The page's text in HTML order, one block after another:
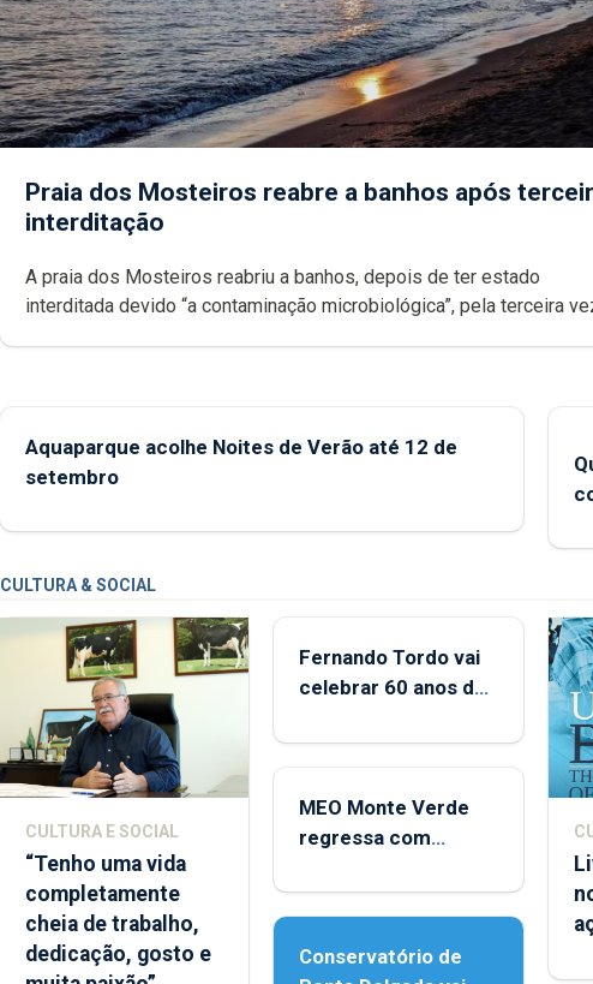
Praia dos Mosteiros reabre a banhos após
interditação
A praia dos Mosteiros reabriu a banhos, depois de ter estado
interditada devido “a contaminação microbiológica”, pela terceira vez
Aquaparque acolhe Noites de Verão até 12 de
setembro
CULTURA & SOCIAL
CULTURA E SOCIAL
“Tenho uma vida
completamente
cheia de trabalho,
dedicação, gosto e
Fernando Tordo vai
celebrar 60 anos de
Micaelense
MEO Monte Verde
regressa com
acessibilidade
Conservatório de